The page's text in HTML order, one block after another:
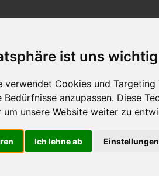
ist uns wichtig
verwendet Cookies und
Bedürfnisse anzupassen. Diese
um unsere Website weiter zu
Ich lehne ab